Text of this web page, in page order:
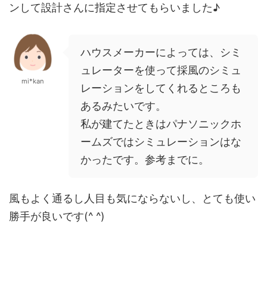
ンして設計さんに指定させてもらいました♪
mi*kan
ハウスメーカーによっては、シミ
ュレーターを使って採風のシミュ
レーションをしてくれるところも
あるみたいです。
私が建てたときはパナソニックホ
ームズではシミュレーションはな
かったです。参考までに。
風もよく通るし人目も気にならないし、とても使い
勝手が良いです(^ ^)